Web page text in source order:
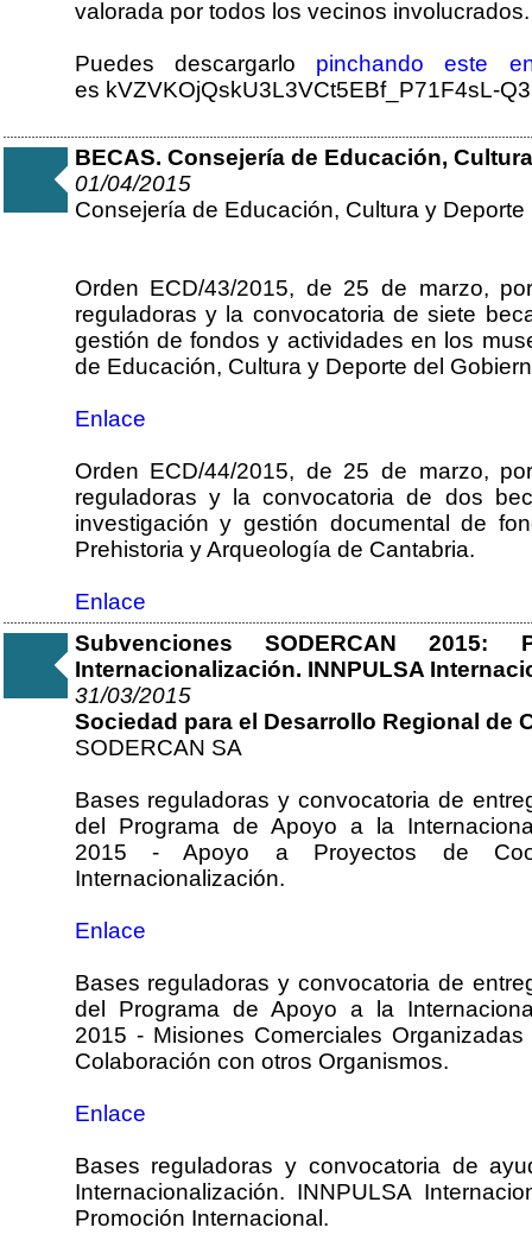
valorada por todos los vecinos involucrados.
Puedes descargarlo pinchando este
es kVZVKOjQskU3L3VCt5EBf_P71F4sL-
BECAS. Consejería de Educación,
01/04/2015
Consejería de Educación, Cultura y Deporte
Orden ECD/43/2015, de 25 de marzo,
reguladoras y la convocatoria de siete
gestión de fondos y actividades en los
de Educación, Cultura y Deporte del
Enlace
Orden ECD/44/2015, de 25 de marzo,
reguladoras y la convocatoria de dos
investigación y gestión documental de
Prehistoria y Arqueología de Cantabria.
Enlace
Subvenciones SODERCAN
Internacionalización. INNPULSA
31/03/2015
Sociedad para el Desarrollo Regional de
SODERCAN SA
Bases reguladoras y convocatoria de
del Programa de Apoyo a la
2015 - Apoyo a Proyectos de
Internacionalización.
Enlace
Bases reguladoras y convocatoria de
del Programa de Apoyo a la
2015 - Misiones Comerciales
Colaboración con otros Organismos.
Enlace
Bases reguladoras y convocatoria de
Internacionalización. INNPULSA
Promoción Internacional.